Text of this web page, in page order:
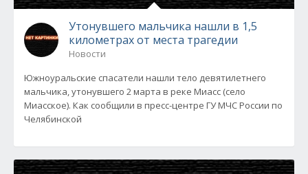
Утонувшего мальчика нашли в 1,5
километрах от места трагедии
Новости
Южноуральские спасатели нашли тело девятилетнего
мальчика, утонувшего 2 марта в реке Миасс (село
Миасское). Как сообщили в пресс-центре ГУ МЧС России по
Челябинской